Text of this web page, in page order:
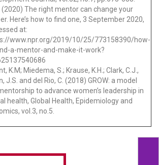
(2020) The right mentor can change your
Here’s how to find one, 3 September 2020,
at:
www.npr.org/2019/10/25/773158390/how-
a-mentor-and-make-it-work?
K.M; Miedema, S.; Krause, K.H.; Clark, C.J.,
J.S. and del Rio, C. (2018) GROW: a model
to advance women’s leadership in
health, Global Health, Epidemiology and
vol.3, no.5.